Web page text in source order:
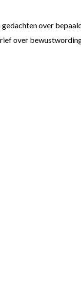
over
over